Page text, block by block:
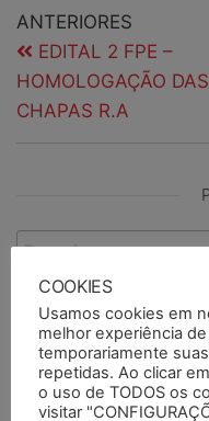
ANTERIORES
EDITAL 2 FPE –
HOMOLOGAÇÃO DAS
CHAPAS R.A
PESQUISAR POR
COOKIES
Usamos cookies em
melhor experiência
temporariamente
repetidas. Ao clicar
o uso de TODOS os
visitar